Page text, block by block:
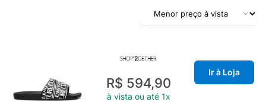
R$ 594,90
à vista ou até 1x
Ir à Loja